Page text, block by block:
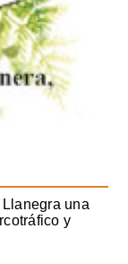
una
y